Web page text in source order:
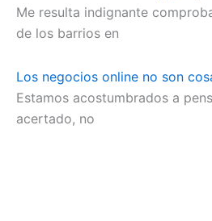
Me resulta indignante
de los barrios en
Los negocios online no son
Estamos acostumbrados a
acertado, no